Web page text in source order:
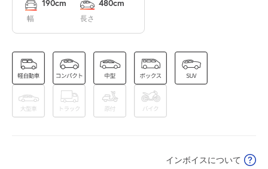
8月14日 (金) ¥500
空き1
8月15日 (土)
0:00～24:00
¥500
0:00～24:00
幅
190cm
長さ
480cm
インボイスについて